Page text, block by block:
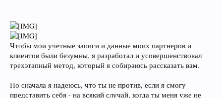
Чтобы мои учетные записи и данные моих партнеров и
клиентов были безумны, я разработал и усовершенствовал
трехэтапный метод, который я собираюсь рассказать вам.
Но сначала я надеюсь, что ты не против, если я смогу
представить себя - на всякий случай, когда ты меня уже не